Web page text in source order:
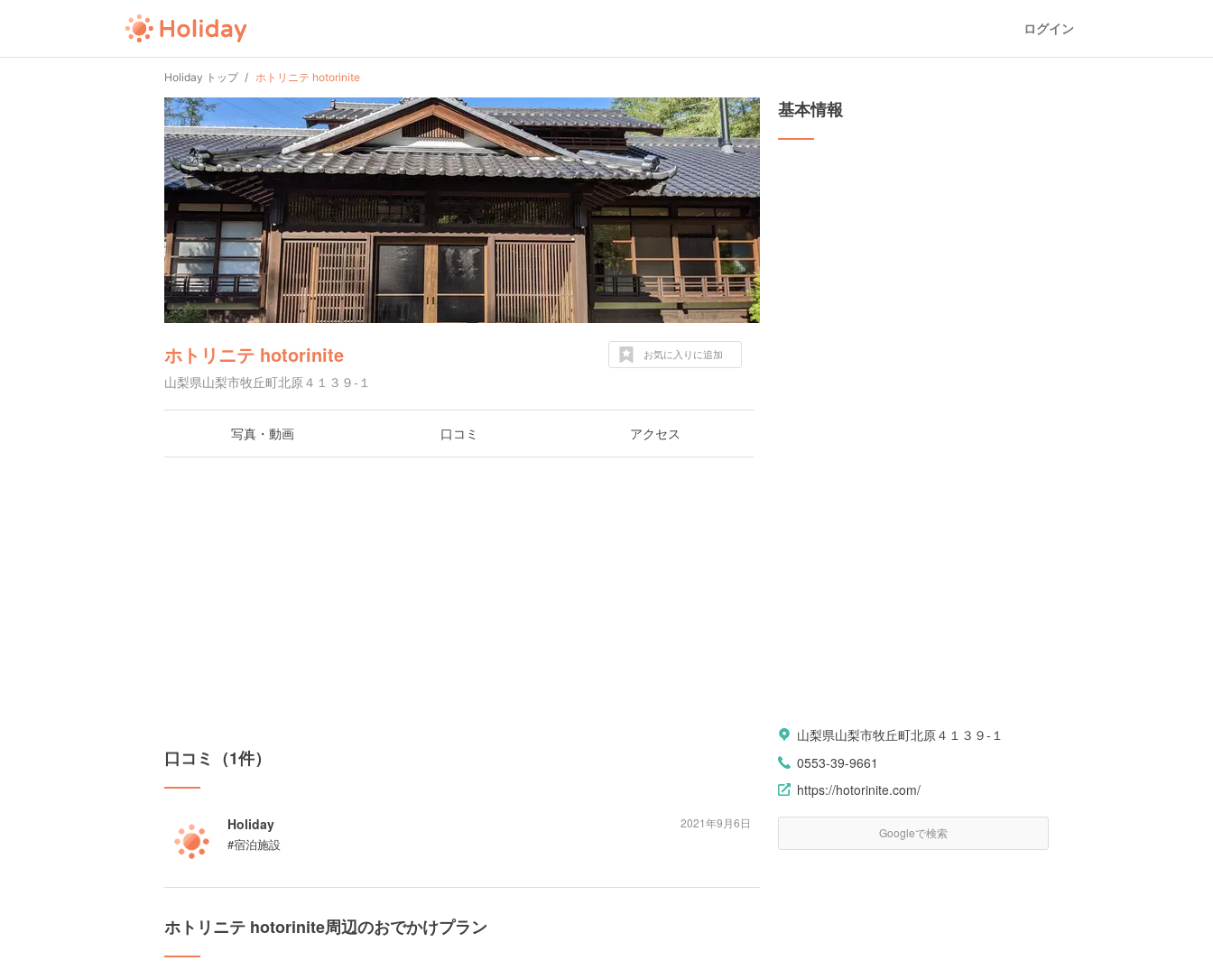
ログイン
Holiday トップ ホトリニテ hotorinite
ホトリニテ hotorinite
山梨県山梨市牧丘町北原４１３９-１
お気に入りに追加
写真・動画 口コミ アクセス
口コミ（1件）
Holiday
#宿泊施設
2021年9月6日
ホトリニテ hotorinite周辺のおでかけプラン
基本情報
山梨県山梨市牧丘町北原４１３９-１
0553-39-9661
https://hotorinite.com/
Googleで検索